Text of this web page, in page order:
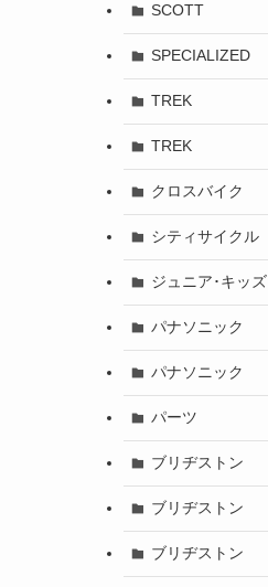
SCOTT
SPECIALIZED
TREK
TREK
クロスバイク
シティサイクル
ジュニア･キッズ
パナソニック
パナソニック
パーツ
ブリヂストン
ブリヂストン
ブリヂストン